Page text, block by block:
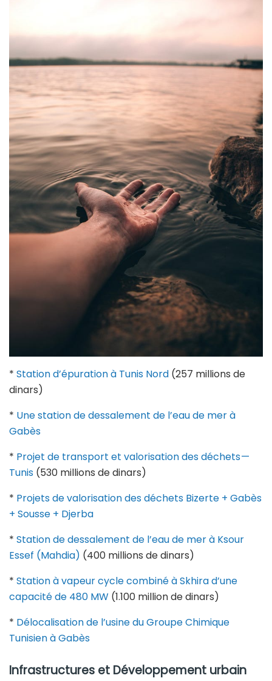
* Station d’épuration à Tunis Nord (257 millions de
dinars)
* Une station de dessalement de l’eau de mer à
Gabès
* Projet de transport et valorisation des déchets —
Tunis (530 millions de dinars)
* Projets de valorisation des déchets Bizerte + Gabès
+ Sousse + Djerba
* Station de dessalement de l’eau de mer à Ksour
Essef (Mahdia) (400 millions de dinars)
* Station à vapeur cycle combiné à Skhira d’une
capacité de 480 MW (1.100 million de dinars)
* Délocalisation de l’usine du Groupe Chimique
Tunisien à Gabès
Infrastructures et Développement urbain